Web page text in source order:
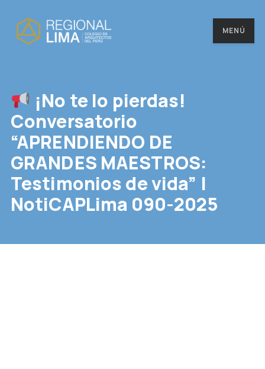
MENÚ
¡No te lo pierdas!
Conversatorio
“APRENDIENDO DE
GRANDES MAESTROS:
Testimonios de vida” |
NotiCAPLima 090-2025